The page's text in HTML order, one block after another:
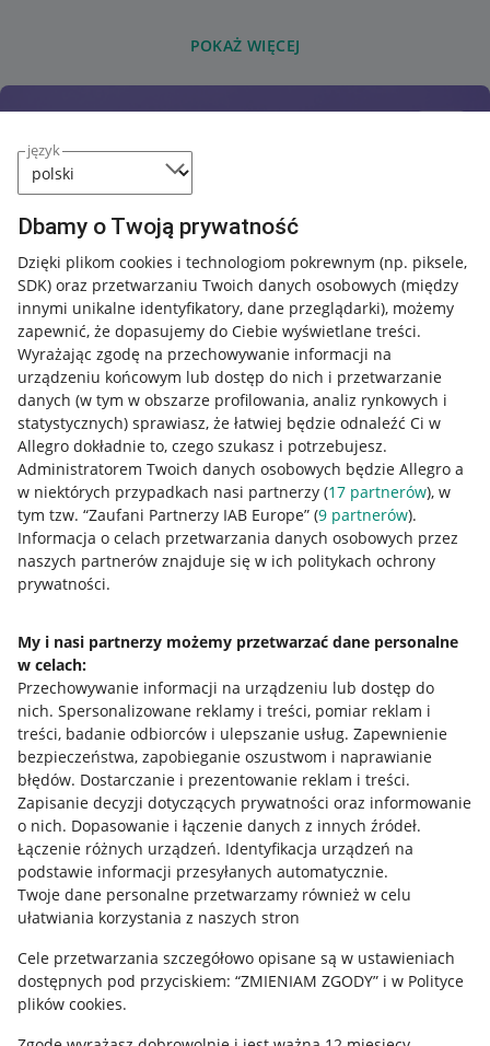
język
Dbamy o Twoją prywatność
Dzięki plikom cookies i technologiom pokrewnym (np. piksele,
SDK) oraz przetwarzaniu Twoich danych osobowych (między
innymi unikalne identyfikatory, dane przeglądarki), możemy
zapewnić, że dopasujemy do Ciebie wyświetlane treści.
Wyrażając zgodę na przechowywanie informacji na
urządzeniu końcowym lub dostęp do nich i przetwarzanie
danych (w tym w obszarze profilowania, analiz rynkowych i
statystycznych) sprawiasz, że łatwiej będzie odnaleźć Ci w
Allegro dokładnie to, czego szukasz i potrzebujesz.
Administratorem Twoich danych osobowych będzie Allegro a
w niektórych przypadkach nasi partnerzy (17 partnerów), w
tym tzw. “Zaufani Partnerzy IAB Europe” (9 partnerów).
Informacja o celach przetwarzania danych osobowych przez
naszych partnerów znajduje się w ich politykach ochrony
prywatności.
My i nasi partnerzy możemy przetwarzać dane personalne
w celach:
Przechowywanie informacji na urządzeniu lub dostęp do
nich. Spersonalizowane reklamy i treści, pomiar reklam i
treści, badanie odbiorców i ulepszanie usług. Zapewnienie
bezpieczeństwa, zapobieganie oszustwom i naprawianie
błędów. Dostarczanie i prezentowanie reklam i treści.
Zapisanie decyzji dotyczących prywatności oraz informowanie
o nich. Dopasowanie i łączenie danych z innych źródeł.
Łączenie różnych urządzeń. Identyfikacja urządzeń na
podstawie informacji przesyłanych automatycznie.
Twoje dane personalne przetwarzamy również w celu
ułatwiania korzystania z naszych stron
Cele przetwarzania szczegółowo opisane są w ustawieniach
dostępnych pod przyciskiem: “ZMIENIAM ZGODY” i w Polityce
plików cookies.
POKAŻ WIĘCEJ
Przydatne informacje
Jak to działa
Allegro Gadane dla sprzedających
Allegro Gadane dla kupujących
Mapa miejscowości
Informacje prawne
Regulamin
Polityka plików "cookies"
Ustawienia plików "cookies"
Udostępnianie lokalizacji
Informacje dla Aktu o Usługach Cyfrowych